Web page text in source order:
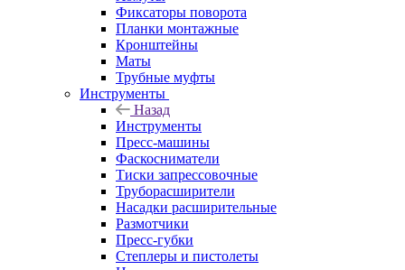
Фиксаторы поворота
Планки монтажные
Кронштейны
Маты
Трубные муфты
Инструменты
Назад
Инструменты
Пресс-машины
Фаскосниматели
Тиски запрессовочные
Труборасширители
Насадки расширительные
Размотчики
Пресс-губки
Степлеры и пистолеты